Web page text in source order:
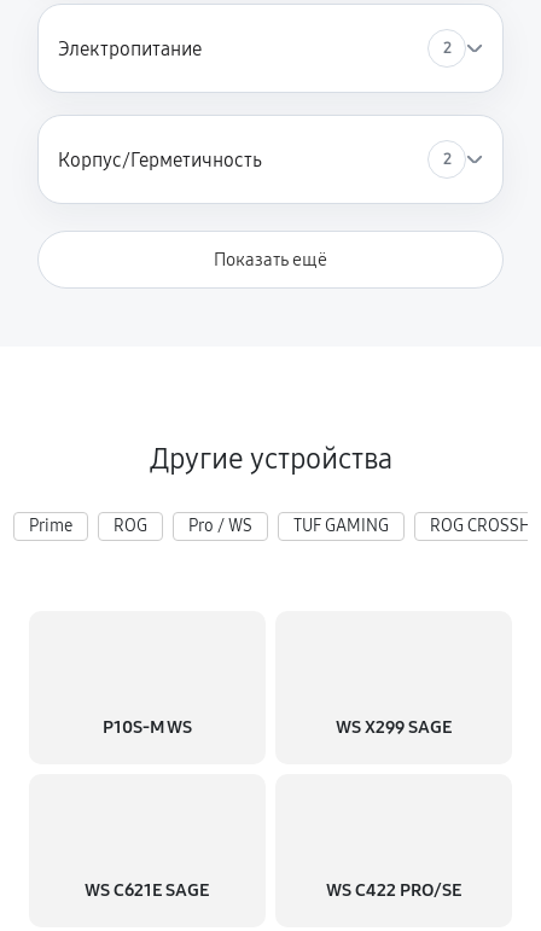
Электропитание 2
Корпус/Герметичность 2
Показать ещё
Другие устройства
Prime ROG Pro / WS TUF GAMING ROG
P10S-M WS WS X299 SAGE
WS C621E SAGE WS C422 PRO/SE